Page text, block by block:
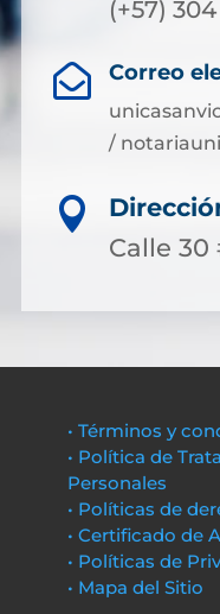
(+57)
 Correo
/

Calle 30
• Términos y
• Política de
Personales
• Políticas de
• Certificado de
• Políticas de
• Mapa del Sitio